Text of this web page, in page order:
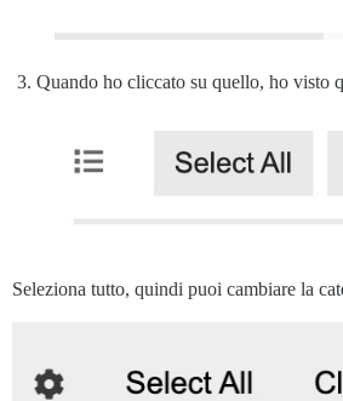
Quando ho cliccato su quello, ho visto
Seleziona tutto, quindi puoi cambiare la